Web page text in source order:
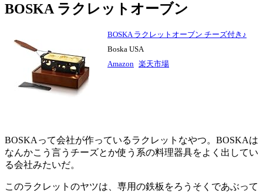
BOSKA ラクレットオーブン
BOSKA ラクレットオーブン チーズ付き♪
Boska USA
Amazon 楽天市場
BOSKAって会社が作っているラクレットなやつ。BOSKAは
なんかこう言うチーズとか使う系の料理器具をよく出してい
る会社みたいだ。
このラクレットのヤツは、専用の鉄板をろうそくであぶって